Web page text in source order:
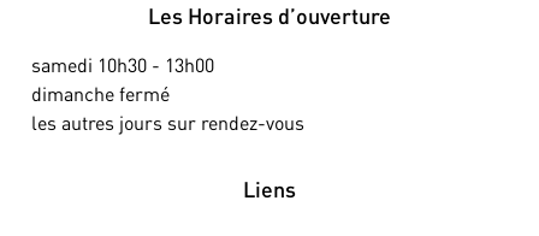
Les Horaires d’ouverture
samedi 10h30 - 13h00
dimanche fermé
les autres jours sur rendez-vous
Liens